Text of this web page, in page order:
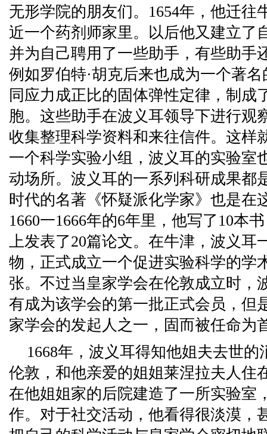
无形学院的朋友们。1654年，他迁往
近一个药剂师家里。以后他又建立了
并为自己聘用了一些助手，有些助手
例如罗伯特·胡克后来也成为一个著
同应力成正比的固体弹性定律，制成
胞。这些助手在波义耳领导下进行观
收集整理科学资料和来往信件。这样
一个科学实验小组，波义耳的实验室
动场所。波义耳的一系列科研成果都
时代的名著《怀疑派化学家》也是在
1660一1666年的6年里，他写了10本
上发表了20篇论文。在牛津，波义耳
物，正式成立一个促进实验科学的学
张。不过当皇家学会在伦敦成立时，
有成为该学会的第一批正式会员，但
家学会的发起人之一，固而被任命为
1668年，波义耳得知他姐夫去世
伦敦，和他亲爱的姐姐莱涅拉夫人住
在他姐姐家的后院建造了一所实验室
作。对于社交活动，他看得很淡漠，